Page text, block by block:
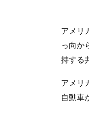
アメリ
っ向か
持する
アメリ
自動車